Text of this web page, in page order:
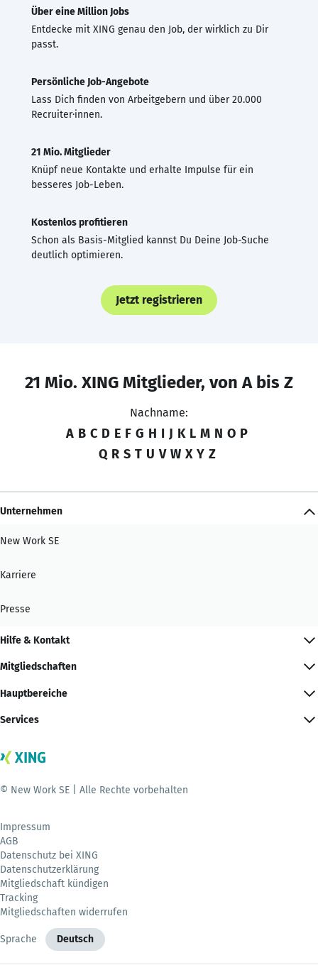
Über eine Million Jobs
Entdecke mit XING genau den Job, der wirklich zu Dir
passt.
Persönliche Job-Angebote
Lass Dich finden von Arbeitgebern und über 20.000
Recruiter·innen.
21 Mio. Mitglieder
Knüpf neue Kontakte und erhalte Impulse für ein
besseres Job-Leben.
Kostenlos profitieren
Schon als Basis-Mitglied kannst Du Deine Job-Suche
deutlich optimieren.
Jetzt registrieren
21 Mio. XING Mitglieder, von A bis Z
Nachname:
A B C D E F G H I J K L M N O P
Q R S T U V W X Y Z
Unternehmen
New Work SE
Karriere
Presse
Hilfe & Kontakt
Mitgliedschaften
Hauptbereiche
Services
© New Work SE | Alle Rechte vorbehalten
Impressum
AGB
Datenschutz bei XING
Datenschutzerklärung
Mitgliedschaft kündigen
Tracking
Mitgliedschaften widerrufen
Sprache Deutsch